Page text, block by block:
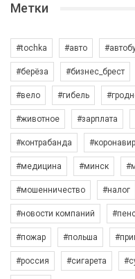
Метки
#tochka #авто
#берёза #бизнес_брест
#вело #гибель
#животное #зарплата
#контрабанда
#медицина #минск
#мошенничество #налог
#новости компаний
#пожар #польша
#россия #сигарета